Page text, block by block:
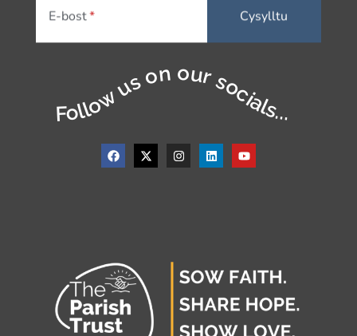
E-bost
Follow us on our socials...